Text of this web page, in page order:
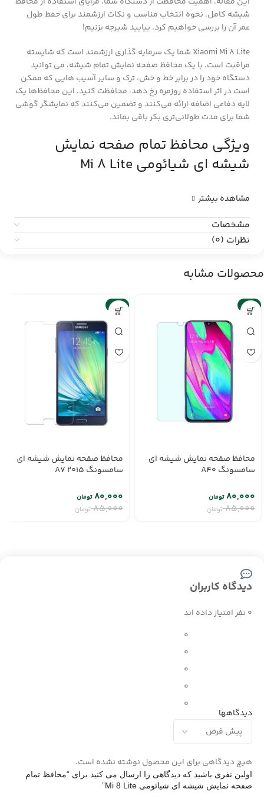
شیشه کامل، نحوه انتخاب مناسب و نکات ارزشمند برای حفظ طول
عمر آن را بررسی خواهیم کرد. بیایید شیرجه بزنیم!
Xiaomi Mi 8 Lite شما یک سرمایه گذاری ارزشمند است که شایسته
مراقبت است. با یک محافظ صفحه نمایش تمام شیشه، می توانید
دستگاه خود را در برابر خط و خش، ترک و سایر آسیب هایی که ممکن
است در اثر استفاده روزمره رخ دهد، محافظت کنید. این محافظ‌ها یک
لایه دفاعی اضافه ارائه می‌کنند و تضمین می‌کنند که نمایشگر گوشی
شما برای مدت طولانی‌تری بکر باقی بماند.
ویژگی محافظ تمام صفحه نمایش
شیشه ای شیائومی Mi 8 Lite
مشاهده بیشتر
مشخصات
نظرات (0)
محصولات مشابه
-6%
محافظ صفحه نمایش شیشه ای
سامسونگ A40
۸۵,۰۰۰ تومان
۸۰,۰۰۰تومان
-6%
محافظ صفحه نمایش شیشه ای
سامسونگ A7 2015
۸۵,۰۰۰ تومان
۸۰,۰۰۰تومان
دیدگاه کاربران
0 نفر امتیاز داده اند
0
0
0
0
0
دیدگاهها
هیچ دیدگاهی برای این محصول نوشته نشده است.
اولین نفری باشید که دیدگاهی را ارسال می کنید برای “محافظ تمام
صفحه نمایش شیشه ای شیائومی Mi 8 Lite”